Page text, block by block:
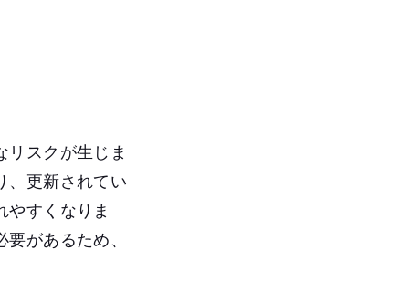
スクが生じま
、更新されてい
すくなりま
があるため、